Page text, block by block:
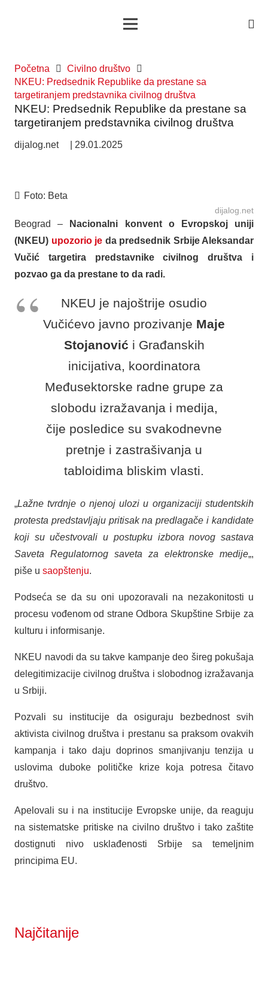
Početna
Civilno društvo
NKEU: Predsednik Republike da prestane sa
targetiranjem predstavnika civilnog društva
NKEU: Predsednik Republike da prestane sa
targetiranjem predstavnika civilnog društva
dijalog.net 29.01.2025
Foto: Beta
dijalog.net
Beograd –
Nacionalni konvent o Evropskoj uniji
(NKEU) upozorio je da predsednik Srbije Aleksandar
Vučić targetira predstavnike civilnog društva i
pozvao ga da prestane to da radi.
NKEU je najoštrije osudio
Vučićevo javno prozivanje Maje
Stojanović i Građanskih
inicijativa, koordinatora
Međusektorske radne grupe za
slobodu izražavanja i medija,
čije posledice su svakodnevne
pretnje i zastrašivanja u
tabloidima bliskim vlasti.
„Lažne tvrdnje o njenoj ulozi u organizaciji studentskih
protesta predstavljaju pritisak na predlagače i kandidate
koji su učestvovali u postupku izbora novog sastava
Saveta Regulatornog saveta za elektronske medije„,
piše u saopštenju.
Podseća se da su oni upozoravali na nezakonitosti u
procesu vođenom od strane Odbora Skupštine Srbije za
kulturu i informisanje.
NKEU navodi da su takve kampanje deo šireg pokušaja
delegitimizacije civilnog društva i slobodnog izražavanja
u Srbiji.
Pozvali su institucije da osiguraju bezbednost svih
aktivista civilnog društva i prestanu sa praksom ovakvih
kampanja i tako daju doprinos smanjivanju tenzija u
uslovima duboke političke krize koja potresa čitavo
društvo.
Apelovali su i na institucije Evropske unije, da reaguju
na sistematske pritiske na civilno društvo i tako zaštite
dostignuti nivo usklađenosti Srbije sa temeljnim
principima EU.
Najčitanije